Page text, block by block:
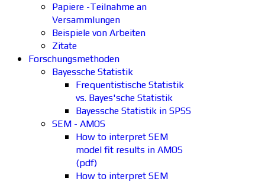
Papiere -Teilnahme an
Versammlungen
Beispiele von Arbeiten
Zitate
Forschungsmethoden
Bayessche Statistik
Frequentistische Statistik
vs. Bayes'sche Statistik
Bayessche Statistik in SPSS
SEM - AMOS
How to interpret SEM
model fit results in AMOS
(pdf)
How to interpret SEM